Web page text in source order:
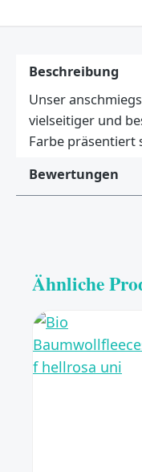
Beschreibung
Unser
vielseitiger und
Farbe präsentiert
Bewertungen
Ähnliche